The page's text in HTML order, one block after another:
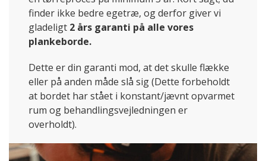
finder ikke bedre egetræ, og derfor giver vi
gladeligt 2 års garanti på alle vores
plankeborde.
Dette er din garanti mod, at det skulle flække
eller på anden måde slå sig (Dette forbeholdt
at bordet har stået i konstant/jævnt opvarmet
rum og behandlingsvejledningen er
overholdt).